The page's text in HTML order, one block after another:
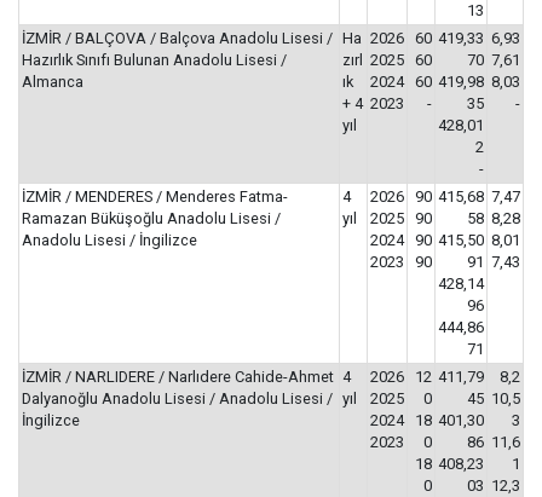
13
İZMİR / BALÇOVA / Balçova Anadolu Lisesi /
Hazırlık Sınıfı Bulunan Anadolu Lisesi /
Almanca
Ha
zırl
ık
+ 4
yıl
2026
2025
2024
2023
60
60
60
-
419,33
70
419,98
35
428,01
2
-
6,93
7,61
8,03
-
İZMİR / MENDERES / Menderes Fatma-
Ramazan Büküşoğlu Anadolu Lisesi /
Anadolu Lisesi / İngilizce
4
yıl
2026
2025
2024
2023
90
90
90
90
415,68
58
415,50
91
428,14
96
444,86
71
7,47
8,28
8,01
7,43
İZMİR / NARLIDERE / Narlıdere Cahide-Ahmet
Dalyanoğlu Anadolu Lisesi / Anadolu Lisesi /
İngilizce
4
yıl
2026
2025
2024
2023
12
0
18
0
18
0
411,79
45
401,30
86
408,23
03
8,2
10,5
3
11,6
1
12,3